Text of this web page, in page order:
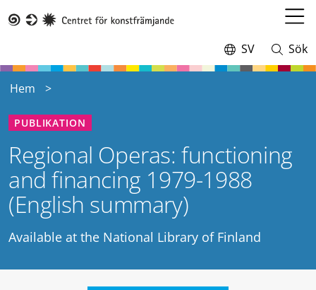
till
Switch
language,
SV
Öppna
och
Sök
Hem
PUBLIKATION
Regional Operas: functioning
and financing 1979-1988
(English summary)
Available at the National Library of Finland